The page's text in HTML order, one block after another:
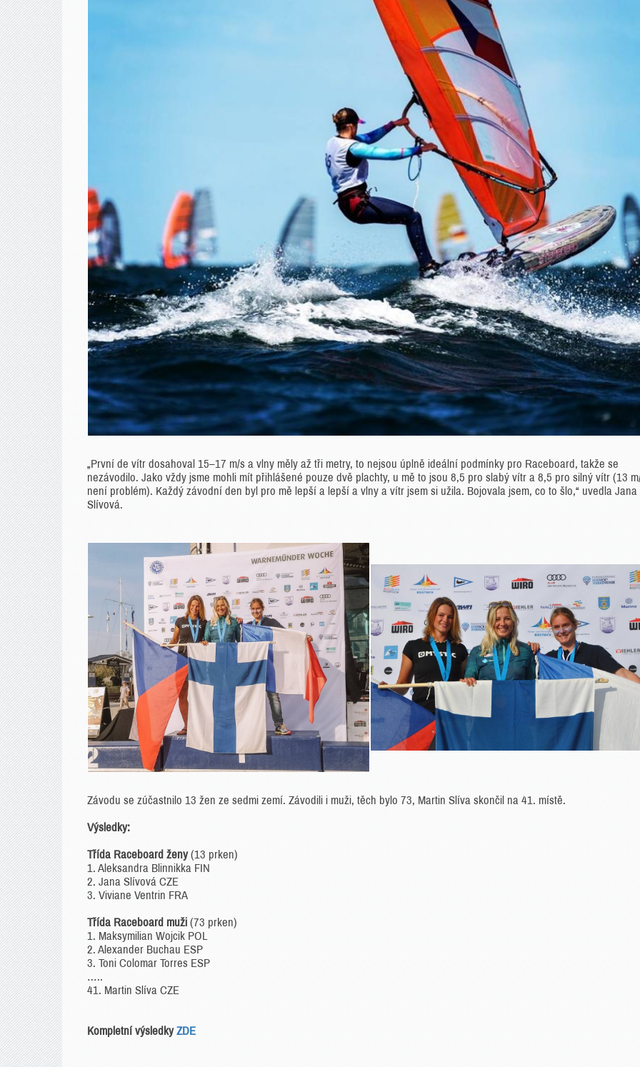
„První de vítr dosahoval 15–17 m/s a vlny měly až tři metry, to nejsou úplně ideální podmínky pro Raceboard, takže se
nezávodilo. Jako vždy jsme mohli mít přihlášené pouze dvě plachty, u mě to jsou 8,5 pro slabý vítr a 8,5 pro silný vítr (13
není problém). Každý závodní den byl pro mě lepší a lepší a vlny a vítr jsem si užila. Bojovala jsem, co to šlo,“ uvedla Jana
Slívová.
Závodu se zúčastnilo 13 žen ze sedmi zemí. Závodili i muži, těch bylo 73, Martin Slíva skončil na 41. místě.
Výsledky:
Třída Raceboard ženy(13 prken)
1. Aleksandra Blinnikka FIN
2. Jana Slívová CZE
3. Viviane Ventrin FRA
Třída Raceboard muži (73 prken)
1. Maksymilian Wojcik POL
2. Alexander Buchau ESP
3. Toni Colomar Torres ESP
…..
41. Martin Slíva CZE
Kompletní výsledkyZDE